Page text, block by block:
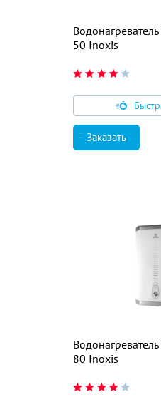
50 Inoxis
Заказать
80 Inoxis